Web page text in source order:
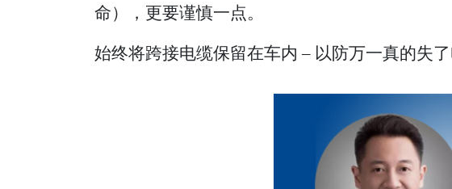
命），更要谨慎一点。
始终将跨接电缆保留在车内 – 以防万一真的失